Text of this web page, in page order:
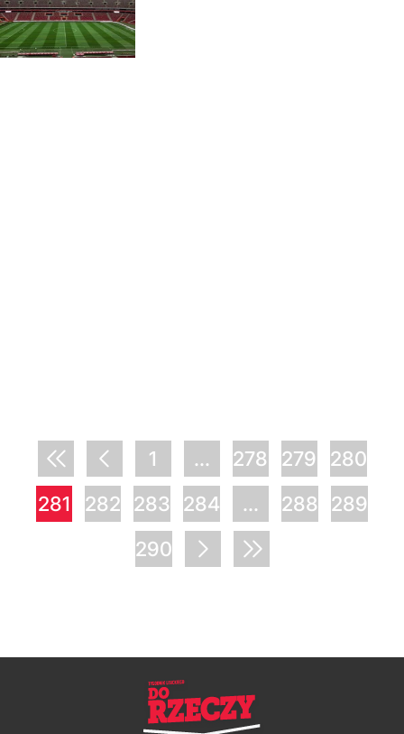
1 ... 278 279
280
281
282 283 284 ... 288
289
290